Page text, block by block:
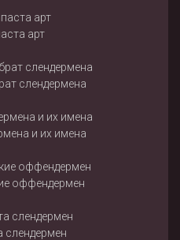
арт
слендермена
и их имена
оффендермен
слендермен